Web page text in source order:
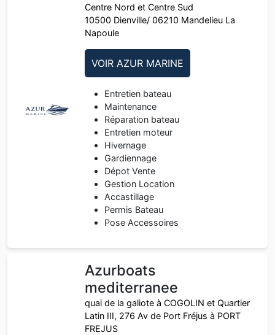
Centre Nord et Centre Sud
10500 Dienville/ 06210 Mandelieu La
Napoule
VOIR AZUR MARINE
Entretien bateau
Maintenance
Réparation bateau
Entretien moteur
Hivernage
Gardiennage
Dépot Vente
Gestion Location
Accastillage
Permis Bateau
Pose Accessoires
Azurboats
mediterranee
quai de la galiote à COGOLIN et Quartier
Latin III, 276 Av de Port Fréjus à PORT
FREJUS